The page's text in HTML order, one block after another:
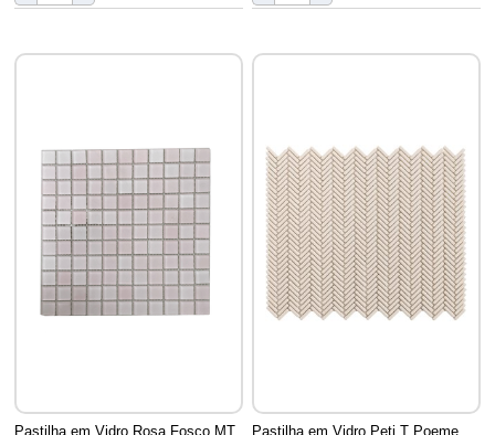
Pastilha em Vidro Rosa Fosco MT
Pastilha em Vidro Peti T Poeme